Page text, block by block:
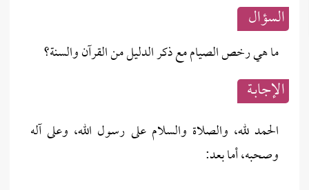
السؤال
ما هي رخص الصيام مع ذكر الدليل من القرآن والسنة؟
الإجابــة
الحمد لله، والصلاة والسلام على رسول الله، وعلى آله
وصحبه، أما بعد: